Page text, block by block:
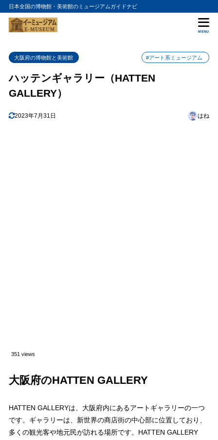
日本全国の博物館・美術館のミュージアムガイドナビ
MENU
大阪府の博物館と美術館 #アート系ミュージアム
ハッテンギャラリー（HATTEN
GALLERY）
2023年7月31日 はね
351 views
大阪府のHATTEN GALLERY
HATTEN GALLERYは、大阪府内にあるアートギャラリーの一つ
です。ギャラリーは、新世界の商店街の中心部に位置しており、
多くの観光客や地元民が訪れる場所です。HATTEN GALLERY
目次
1 特徴
2.1 1. ギャラリーカフェ
2. イベント
2.3 3. アート作品販売